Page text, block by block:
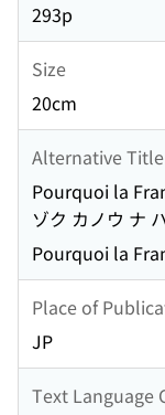
293p
Size
20cm
Alternative Title
Pourquoi la
ゾク カノウ ナ
Pourquoi la
Place of
JP
Text Language